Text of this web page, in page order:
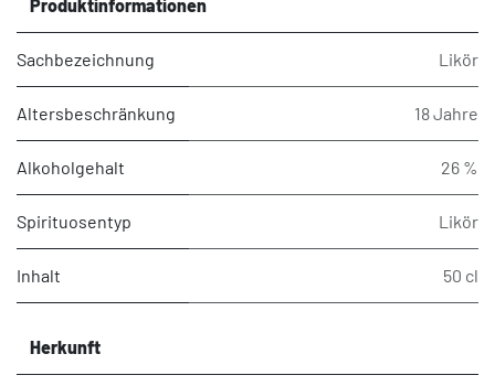
Produktinformationen
Sachbezeichnung Likör
Altersbeschränkung 18 Jahre
Alkoholgehalt 26 %
Spirituosentyp Likör
Inhalt 50 cl
Herkunft